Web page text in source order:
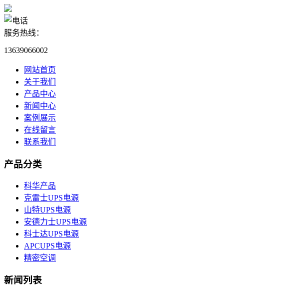
服务热线：
13639066002
网站首页
关于我们
产品中心
新闻中心
案例展示
在线留言
联系我们
产品分类
科华产品
克雷士UPS电源
山特UPS电源
安德力士UPS电源
科士达UPS电源
APCUPS电源
精密空调
新闻列表